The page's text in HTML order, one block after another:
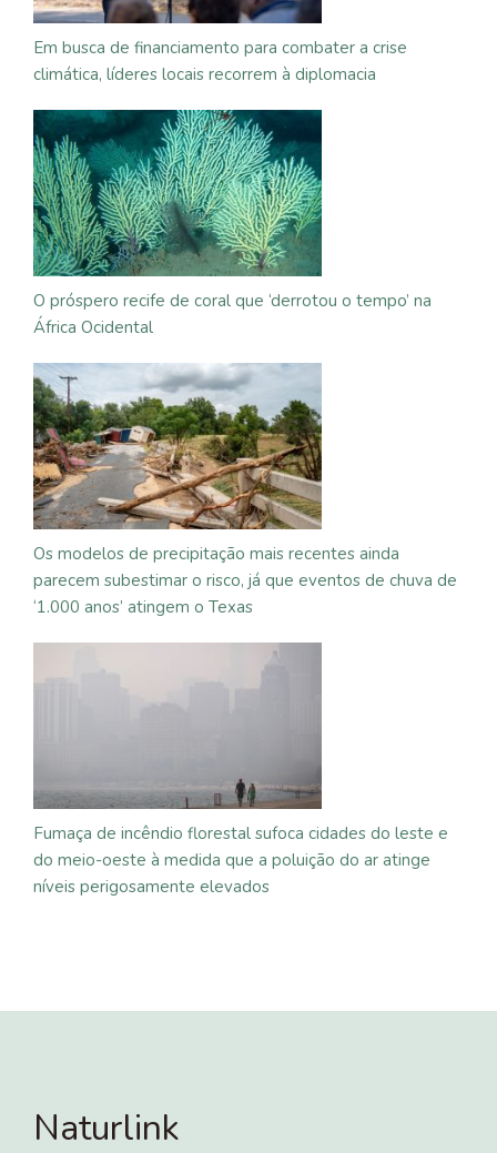
Em busca de financiamento para combater a crise
climática, líderes locais recorrem à diplomacia
O próspero recife de coral que ‘derrotou o tempo’ na
África Ocidental
Os modelos de precipitação mais recentes ainda
parecem subestimar o risco, já que eventos de chuva de
‘1.000 anos’ atingem o Texas
Fumaça de incêndio florestal sufoca cidades do leste e
do meio-oeste à medida que a poluição do ar atinge
níveis perigosamente elevados
Naturlink